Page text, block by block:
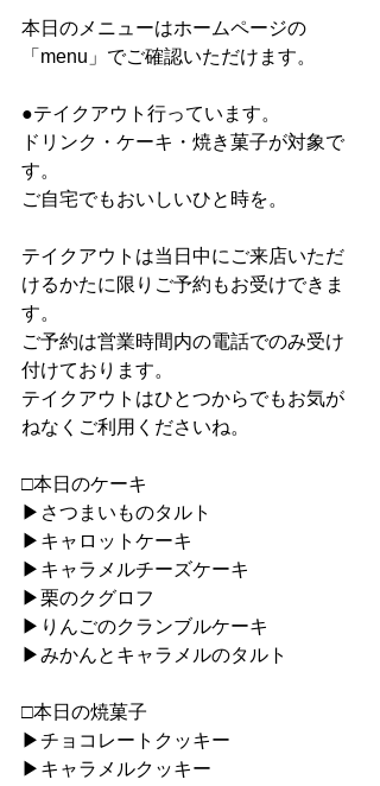
本日のメニューはホームページの
「menu」でご確認いただけます。
●テイクアウト行っています。
ドリンク・ケーキ・焼き菓子が対象で
す。
ご自宅でもおいしいひと時を。
テイクアウトは当日中にご来店いただ
けるかたに限りご予約もお受けできま
す。
ご予約は営業時間内の電話でのみ受け
付けております。
テイクアウトはひとつからでもお気が
ねなくご利用くださいね。
□本日のケーキ
▶︎さつまいものタルト
▶︎キャロットケーキ
▶︎キャラメルチーズケーキ
▶︎栗のクグロフ
▶︎りんごのクランブルケーキ
▶︎みかんとキャラメルのタルト
□本日の焼菓子
▶︎チョコレートクッキー
▶︎キャラメルクッキー